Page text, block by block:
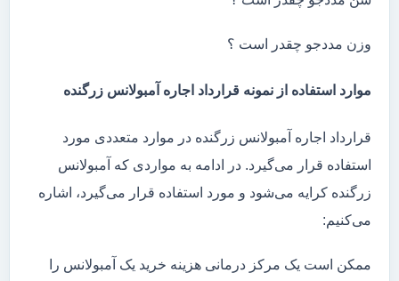
وزن مددجو چقدر است ؟
موارد استفاده از نمونه قرارداد اجاره آمبولانس زرگنده
قرارداد اجاره آمبولانس زرگنده در موارد متعددی مورد
استفاده قرار می‌گیرد. در ادامه به مواردی که آمبولانس
زرگنده کرایه می‌شود و مورد استفاده قرار می‌گیرد، اشاره
می‌کنیم:
ممکن است یک مرکز درمانی هزینه خرید یک آمبولانس را